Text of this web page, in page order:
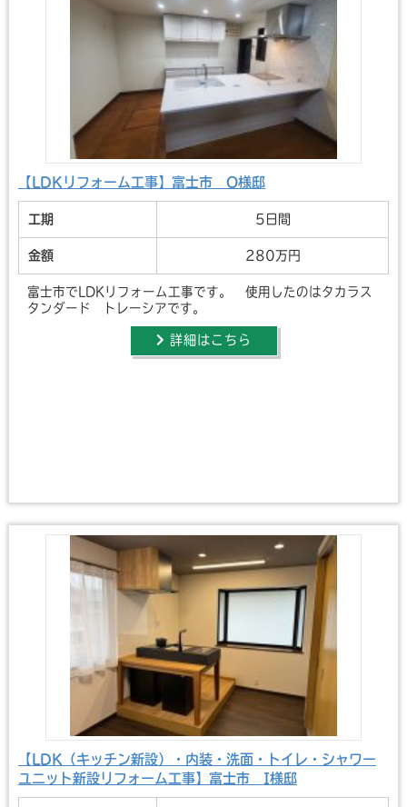
【LDKリフォーム工事】富士市 O様邸
工期 5日間
金額 280万円
富士市でLDKリフォーム工事です。 使用したのはタカラス
タンダード トレーシアです。
詳細はこちら
【LDK（キッチン新設）・内装・洗面・トイレ・シャワー
ユニット新設リフォーム工事】富士市 I様邸